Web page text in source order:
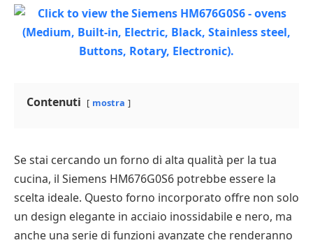
Contenuti mostra
Se stai cercando un forno di alta qualità per la tua
cucina, il Siemens HM676G0S6 potrebbe essere la
scelta ideale. Questo forno incorporato offre non solo
un design elegante in acciaio inossidabile e nero, ma
anche una serie di funzioni avanzate che renderanno